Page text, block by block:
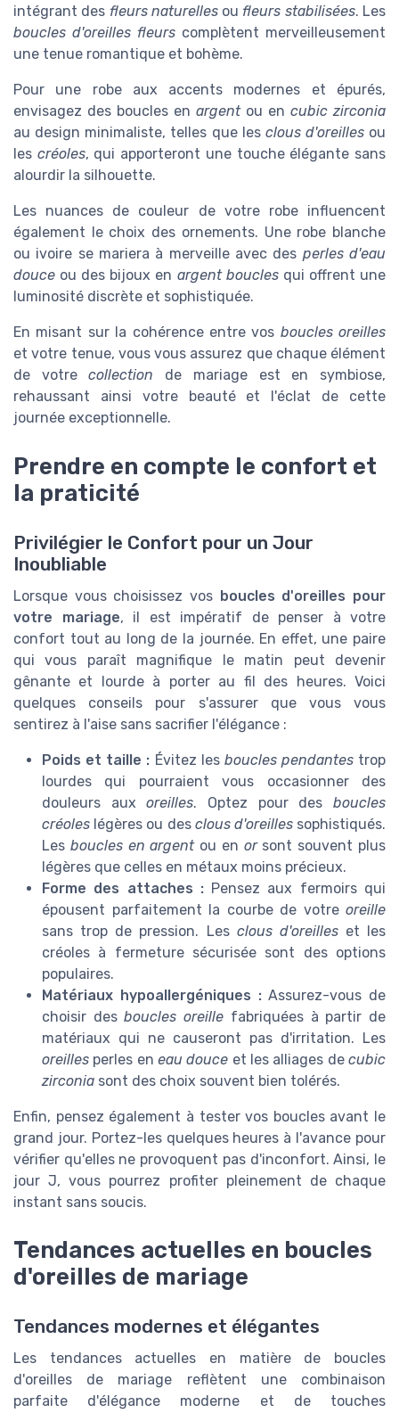
intégrant des fleurs naturellesou fleurs stabilisées. Les
boucles d'oreilles fleurs complètent merveilleusement
une tenue romantique et bohème.
Pour une robe aux accents modernes et épurés,
envisagez des boucles en argentou en cubic zirconia
au design minimaliste, telles que les clous d'oreillesou
les créoles, qui apporteront une touche élégante sans
alourdir la silhouette.
Les nuances de couleur de votre robe influencent
également le choix des ornements. Une robe blanche
ou ivoire se mariera à merveille avec des perles d'eau
douce ou des bijoux en argent bouclesqui offrent une
luminosité discrète et sophistiquée.
En misant sur la cohérence entre vos boucles oreilles
et votre tenue, vous vous assurez que chaque élément
de votrecollection de mariage est en symbiose,
rehaussant ainsi votre beauté et l'éclat de cette
journée exceptionnelle.
Prendre en compte le confort et
la praticité
Privilégier le Confort pour un Jour
Inoubliable
Lorsque vous choisissez vos boucles d'oreilles pour
votre mariage, il est impératif de penser à votre
confort tout au long de la journée. En effet, une paire
qui vous paraît magnifique le matin peut devenir
gênante et lourde à porter au fil des heures. Voici
quelques conseils pour s'assurer que vous vous
sentirez à l'aise sans sacrifier l'élégance :
Poids et taille : Évitez les boucles pendantestrop
lourdes qui pourraient vous occasionner des
douleurs auxoreilles. Optez pour desboucles
créoles légères ou des clous d'oreillessophistiqués.
Les boucles en argentou en orsont souvent plus
légères que celles en métaux moins précieux.
Forme des attaches :Pensez aux fermoirs qui
épousent parfaitement la courbe de votre oreille
sans trop de pression. Les clous d'oreilleset les
créoles à fermeture sécurisée sont des options
populaires.
Matériaux hypoallergéniques :Assurez-vous de
choisir desboucles oreille fabriquées à partir de
matériaux qui ne causeront pas d'irritation. Les
oreilles perles en eau douce et les alliages decubic
zirconia sont des choix souvent bien tolérés.
Enfin, pensez également à tester vos boucles avant le
grand jour. Portez-les quelques heures à l'avance pour
vérifier qu'elles ne provoquent pas d'inconfort. Ainsi, le
jour J, vous pourrez profiter pleinement de chaque
instant sans soucis.
Tendances actuelles en boucles
d'oreilles de mariage
Tendances modernes et élégantes
Les tendances actuelles en matière de boucles
d'oreilles de mariage reflètent une combinaison
parfaite d'élégance moderne et de touches